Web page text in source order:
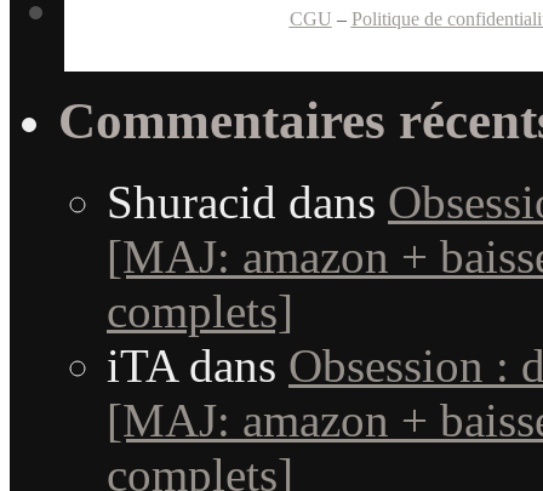
CGU – Politique de
Commentaires
Shuracid dans
[MAJ: amazon +
complets]
iTAdans Obsession :
[MAJ: amazon +
complets]